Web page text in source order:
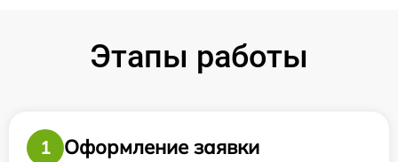
Этапы работы
1
Оформление заявки